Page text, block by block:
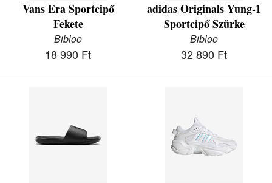
Vans Era Sportcipő
Fekete
Bibloo
18 990 Ft
adidas Originals Yung-1
Sportcipő Szürke
Bibloo
32 890 Ft